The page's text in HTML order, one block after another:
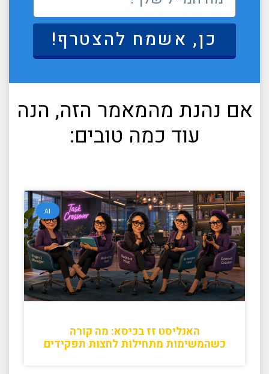
כן, אשמח להצטרף!
אם נהנת מהמאמר הזה, הנה
עוד כמה טובים:
AI
האנליסט זז בכיסא: מה קורה
כשהמשימות מתחילות לחצות תפקידים